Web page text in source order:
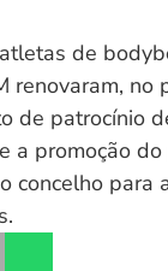
de
renovaram, no
de patrocínio
a promoção
concelho para